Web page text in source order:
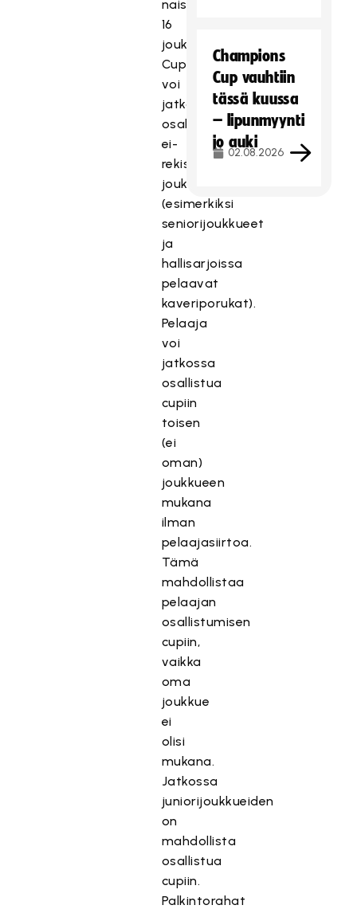
naisissa
16
joukkuetta.
Cupiin
voi
jatkossa
osallistua
ei-
rekisteröityneellä
joukkueella
(esimerkiksi
seniorijoukkueet
ja
hallisarjoissa
pelaavat
kaveriporukat).
Pelaaja
voi
jatkossa
osallistua
cupiin
toisen
(ei
oman)
joukkueen
mukana
ilman
pelaajasiirtoa.
Tämä
mahdollistaa
pelaajan
osallistumisen
cupiin,
vaikka
oma
joukkue
ei
olisi
mukana.
Jatkossa
juniorijoukkueiden
on
mahdollista
osallistua
cupiin.
Palkintorahat
Champions
Cup vauhtiin
tässä kuussa
– lipunmyynti
jo auki
02.08.2026